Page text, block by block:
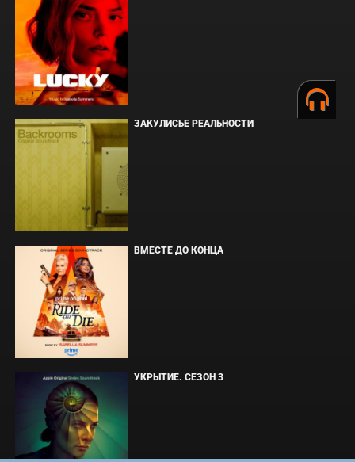
ЗАКУЛИСЬЕ РЕАЛЬНОСТИ
ВМЕСТЕ ДО КОНЦА
УКРЫТИЕ. СЕЗОН 3